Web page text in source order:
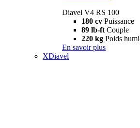
Diavel V4 RS 100
180 cv Puissance
89 lb-ft Couple
220 kg Poids
En savoir plus
XDiavel